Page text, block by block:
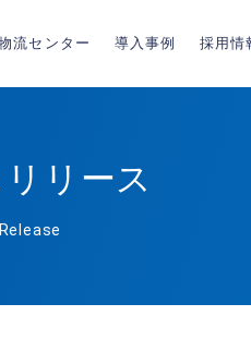
流センター 導入事例 採用情
リース